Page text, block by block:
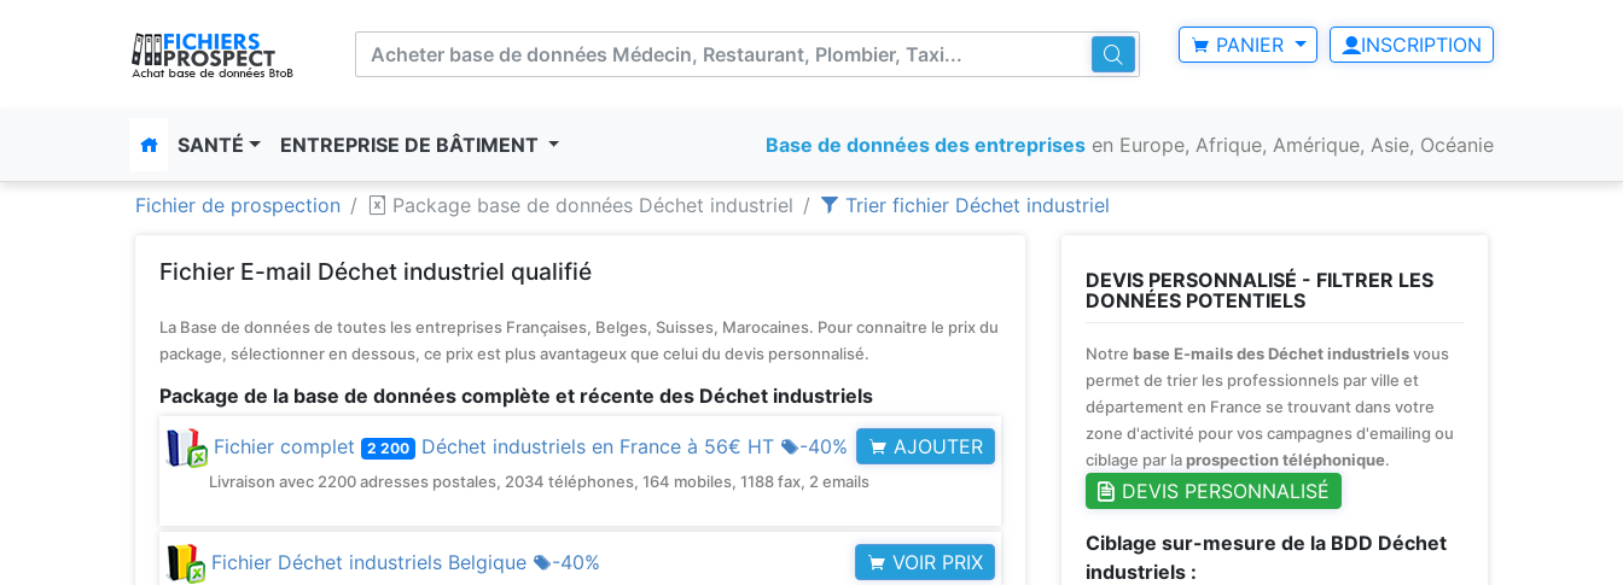
PANIER INSCRIPTION
SANTÉ ENTREPRISE DE BÂTIMENT Base de données des entreprises en Europe, Afrique, Amérique, Asie, Océanie
Fichier de prospection Package base de données Déchet industriel Trier fichier Déchet industriel
Fichier E-mail Déchet industriel qualifié
La Base de données de toutes les entreprises Françaises, Belges, Suisses, Marocaines. Pour connaitre le prix du
package, sélectionner en dessous, ce prix est plus avantageux que celui du devis personnalisé.
Package de la base de données complète et récente des Déchet industriels
Fichier complet 2 200 Déchet industriels en France à 56€ HT -40% AJOUTER
Livraison avec 2200 adresses postales, 2034 téléphones, 164 mobiles, 1188 fax, 2 emails
Fichier Déchet industriels Belgique -40% VOIR PRIX
DEVIS PERSONNALISÉ - FILTRER LES
DONNÉES POTENTIELS
Notre base E-mails des Déchet industrielsvous
permet de trier les professionnels par ville et
département en France se trouvant dans votre
zone d'activité pour vos campagnes d'emailing ou
ciblage par laprospection téléphonique.
DEVIS PERSONNALISÉ
Ciblage sur-mesure de la BDD Déchet
industriels :